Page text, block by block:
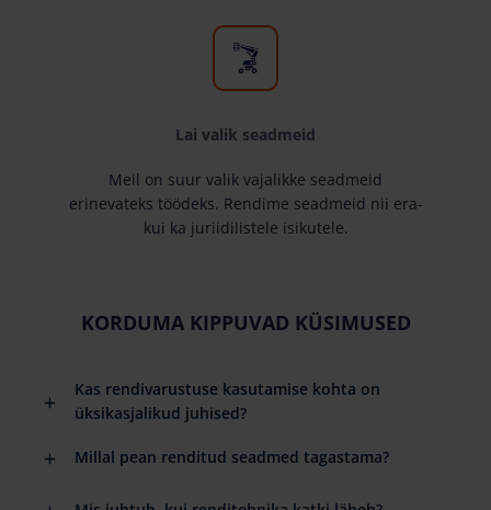
Lai valik seadmeid
Meil on suur valik vajalikke seadmeid
erinevateks töödeks. Rendime seadmeid nii era-
kui ka juriidilistele isikutele.
KORDUMA KIPPUVAD KÜSIMUSED
Kas rendivarustuse kasutamise kohta on
üksikasjalikud juhised?
Millal pean renditud seadmed tagastama?